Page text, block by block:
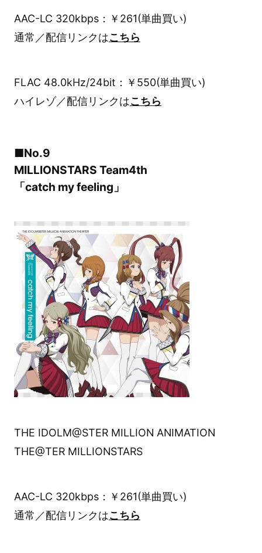
AAC-LC 320kbps：￥261(単曲買い)
通常／配信リンクはこちら
FLAC 48.0kHz/24bit：￥550(単曲買い)
ハイレゾ／配信リンクはこちら
■No.9
MILLIONSTARS Team4th
「catch my feeling」
THE IDOLM@STER MILLION ANIMATION
THE@TER MILLIONSTARS
AAC-LC 320kbps：￥261(単曲買い)
通常／配信リンクはこちら